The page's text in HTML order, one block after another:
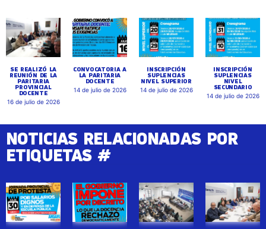
SE REALIZÓ LA
REUNIÓN DE LA
PARITARIA
PROVINCIAL
DOCENTE
16 de julio de 2026
CONVOCATORIA A
LA PARITARIA
DOCENTE
14 de julio de 2026
INSCRIPCIÓN
SUPLENCIAS
NIVEL SUPERIOR
14 de julio de 2026
INSCRIPCIÓN
SUPLENCIAS
NIVEL
SECUNDARIO
14 de julio de 2026
NOTICIAS RELACIONADAS POR
ETIQUETAS #